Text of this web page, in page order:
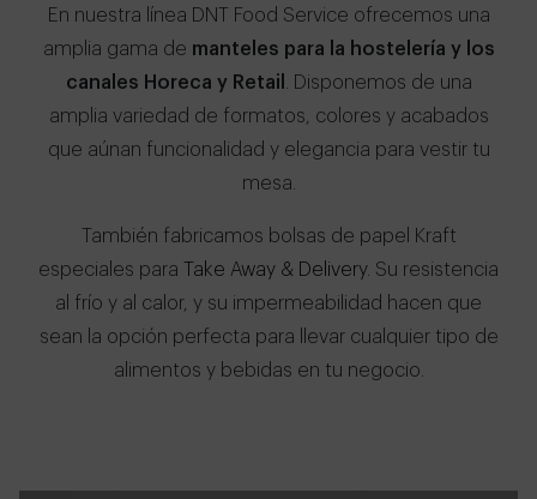
En nuestra línea DNT Food Service ofrecemos una
amplia gama de manteles para la hostelería y los
canales Horeca y Retail
. Disponemos de una
amplia variedad de formatos, colores y acabados
que aúnan funcionalidad y elegancia para vestir tu
mesa.
También fabricamos bolsas de papel Kraft
especiales para
Take Away & Delivery. Su resistencia
al frío y al calor, y su impermeabilidad hacen que
sean la opción perfecta para llevar cualquier tipo de
alimentos y bebidas en tu negocio.